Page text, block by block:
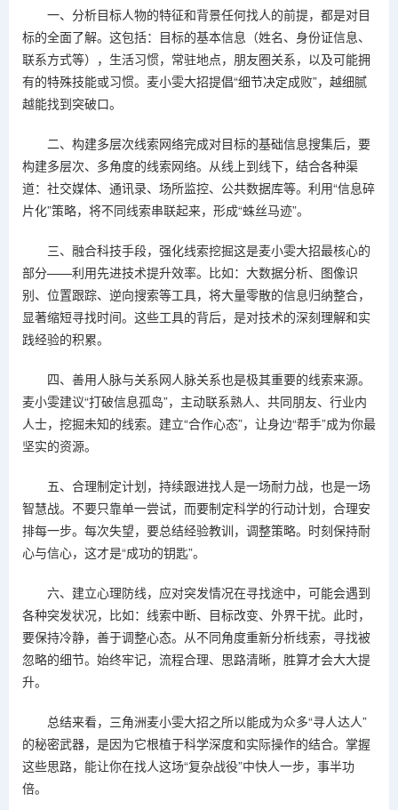
一、分析目标人物的特征和背景任何找人的前提，都是对目
标的全面了解。这包括：目标的基本信息（姓名、身份证信息、
联系方式等），生活习惯，常驻地点，朋友圈关系，以及可能拥
有的特殊技能或习惯。麦小雯大招提倡“细节决定成败”，越细腻
越能找到突破口。
二、构建多层次线索网络完成对目标的基础信息搜集后，要
构建多层次、多角度的线索网络。从线上到线下，结合各种渠
道：社交媒体、通讯录、场所监控、公共数据库等。利用“信息碎
片化”策略，将不同线索串联起来，形成“蛛丝马迹”。
三、融合科技手段，强化线索挖掘这是麦小雯大招最核心的
部分——利用先进技术提升效率。比如：大数据分析、图像识
别、位置跟踪、逆向搜索等工具，将大量零散的信息归纳整合，
显著缩短寻找时间。这些工具的背后，是对技术的深刻理解和实
践经验的积累。
四、善用人脉与关系网人脉关系也是极其重要的线索来源。
麦小雯建议“打破信息孤岛”，主动联系熟人、共同朋友、行业内
人士，挖掘未知的线索。建立“合作心态”，让身边“帮手”成为你最
坚实的资源。
五、合理制定计划，持续跟进找人是一场耐力战，也是一场
智慧战。不要只靠单一尝试，而要制定科学的行动计划，合理安
排每一步。每次失望，要总结经验教训，调整策略。时刻保持耐
心与信心，这才是“成功的钥匙”。
六、建立心理防线，应对突发情况在寻找途中，可能会遇到
各种突发状况，比如：线索中断、目标改变、外界干扰。此时，
要保持冷静，善于调整心态。从不同角度重新分析线索，寻找被
忽略的细节。始终牢记，流程合理、思路清晰，胜算才会大大提
升。
总结来看，三角洲麦小雯大招之所以能成为众多“寻人达人”
的秘密武器，是因为它根植于科学深度和实际操作的结合。掌握
这些思路，能让你在找人这场“复杂战役”中快人一步，事半功
倍。